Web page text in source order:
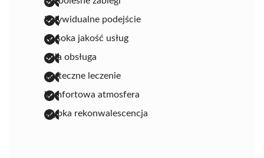
indywidualne podejście
wysoka jakość usług
miła obsługa
skuteczne leczenie
komfortowa atmosfera
szybka rekonwalescencja